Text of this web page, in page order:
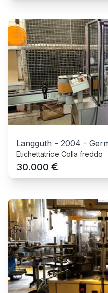
Langguth - 2004 -
Etichettatrice Colla freddo
30.000 €